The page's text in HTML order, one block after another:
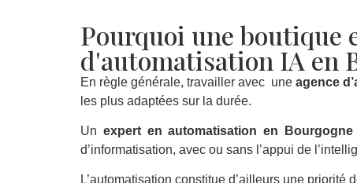
Pourquoi une boutique
d'automatisation IA en
En règle générale, travailler avec une agence
les plus adaptées sur la durée.
Un expert en automatisation en Bourgogne
d’informatisation, avec ou sans l’appui de
L’automatisation constitue d’ailleurs une